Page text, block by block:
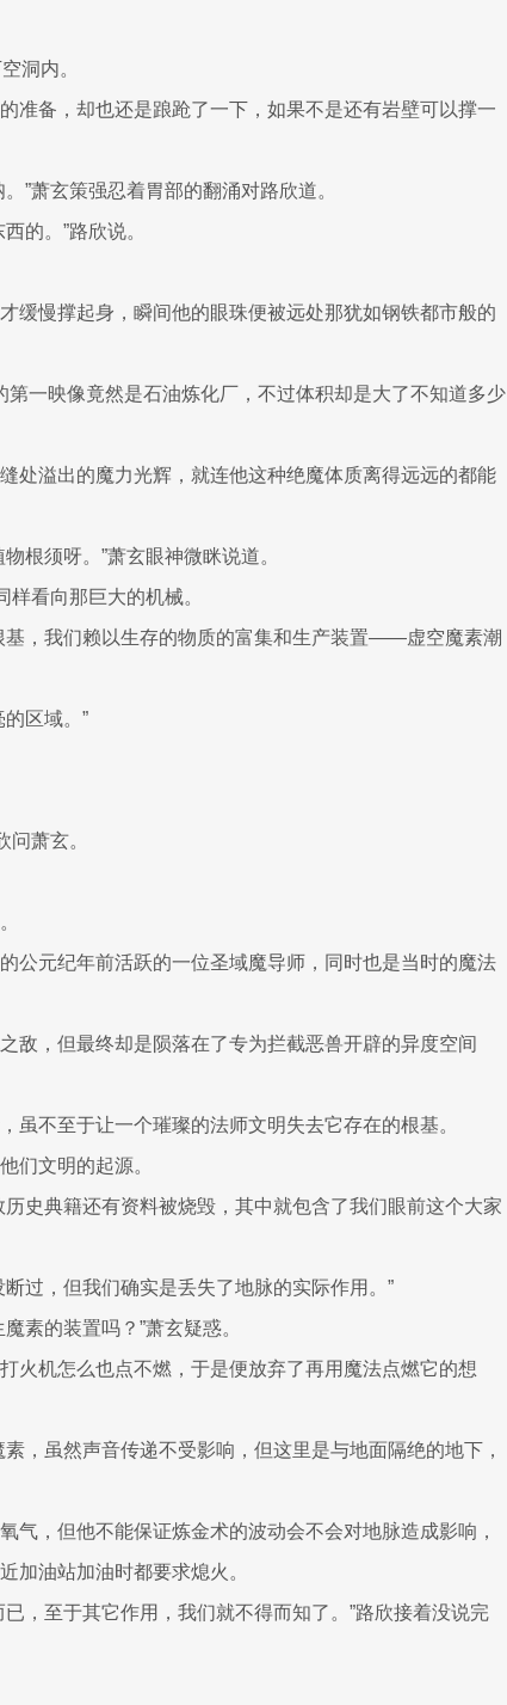
洞内。
准备，却也还是踉跄了一下，如果不是还有岩壁可以撑一
”萧玄策强忍着胃部的翻涌对路欣道。
的。”路欣说。
缓慢撑起身，瞬间他的眼珠便被远处那犹如钢铁都市般的
第一映像竟然是石油炼化厂，不过体积却是大了不知道多少
处溢出的魔力光辉，就连他这种绝魔体质离得远远的都能
根须呀。”萧玄眼神微眯说道。
样看向那巨大的机械。
基，我们赖以生存的物质的富集和生产装置——虚空魔素潮
区域。”
问萧玄。
公元纪年前活跃的一位圣域魔导师，同时也是当时的魔法
敌，但最终却是陨落在了专为拦截恶兽开辟的异度空间
虽不至于让一个璀璨的法师文明失去它存在的根基。
们文明的起源。
史典籍还有资料被烧毁，其中就包含了我们眼前这个大家
过，但我们确实是丢失了地脉的实际作用。”
素的装置吗？”萧玄疑惑。
火机怎么也点不燃，于是便放弃了再用魔法点燃它的想
，虽然声音传递不受影响，但这里是与地面隔绝的地下，
气，但他不能保证炼金术的波动会不会对地脉造成影响，
加油站加油时都要求熄火。
，至于其它作用，我们就不得而知了。”路欣接着没说完